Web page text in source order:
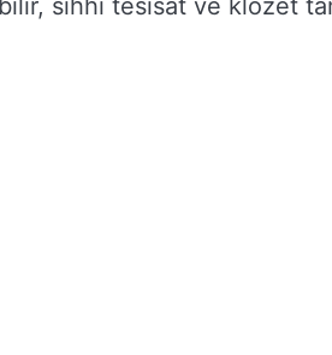
sıhhi tesisat ve klozet